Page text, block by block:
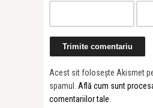
Acest sit folosește Akismet
spamul. Află cum sunt
comentariilor tale.